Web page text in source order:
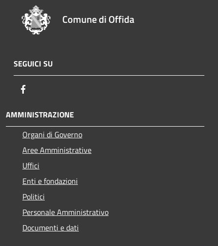
Comune di Offida
SEGUICI SU
AMMINISTRAZIONE
Organi di Governo
Aree Amministrative
Uffici
Enti e fondazioni
Politici
Personale Amministrativo
Documenti e dati